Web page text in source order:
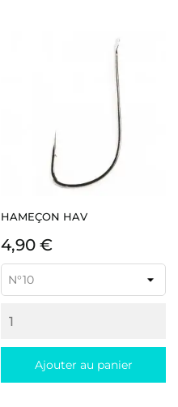
HAMEÇON HAV
Prix
4,90 €
Ajouter au panier